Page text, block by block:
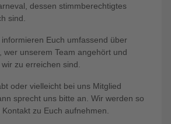
dessen stimmberechtigtes
sind.
Euch umfassend über
wer unserem Team angehört und
zu erreichen sind.
oder vielleicht bei uns Mitglied
sprecht uns bitte an. Wir werden so
zu Euch aufnehmen.